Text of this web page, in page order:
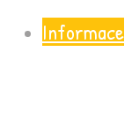
Informace